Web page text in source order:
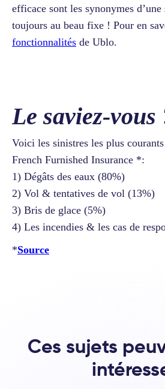
efficace sont les synonymes
toujours au beau fixe ! Pour en
fonctionnalités de Ublo.
Le saviez-vous
Voici les sinistres les plus
French Furnished Insurance *:
1) Dégâts des eaux (80%)
2) Vol & tentatives de vol (13%)
3) Bris de glace (5%)
4) Les incendies & les cas de
*Source
Ces sujets